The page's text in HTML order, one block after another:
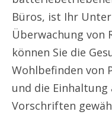
Büros, ist Ihr
Überwachung von
können Sie die
Wohlbefinden von
und die
Vorschriften